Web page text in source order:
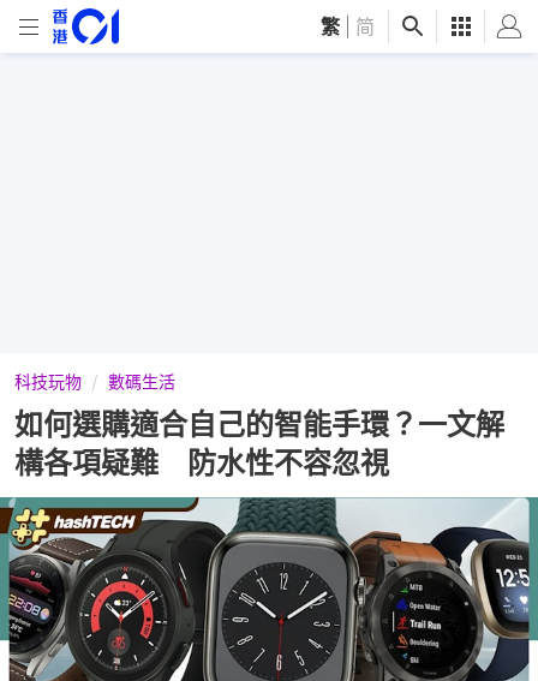
繁 简
科技玩物 數碼生活
如何選購適合自己的智能手環？一文解
構各項疑難 防水性不容忽視